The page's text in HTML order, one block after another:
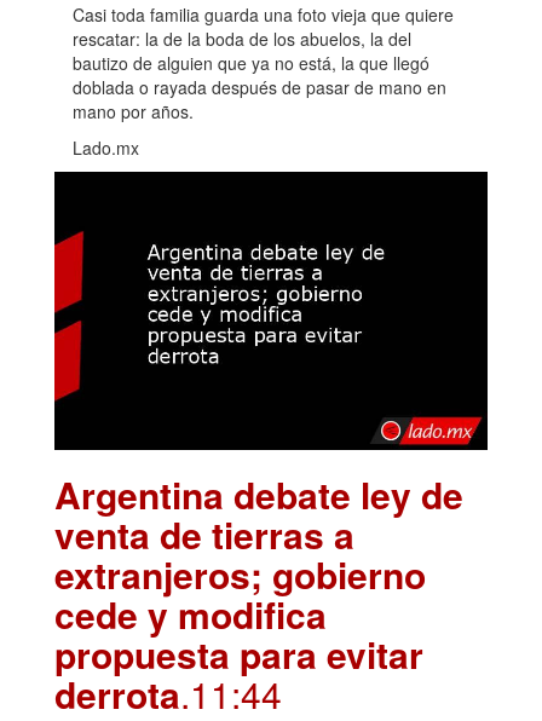
Casi toda familia guarda una foto vieja que quiere
rescatar: la de la boda de los abuelos, la del
bautizo de alguien que ya no está, la que llegó
doblada o rayada después de pasar de mano en
mano por años.
Lado.mx
Argentina debate ley de
venta de tierras a
extranjeros; gobierno
cede y modifica
propuesta para evitar
derrota.11:44